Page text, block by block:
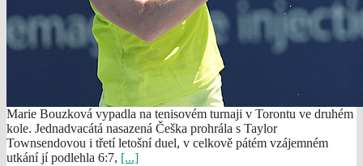
Marie Bouzková vypadla na tenisovém turnaji v Torontu ve druhém
kole. Jednadvacátá nasazená Češka prohrála s Taylor
Townsendovou i třetí letošní duel, v celkově pátém vzájemném
utkání jí podlehla 6:7, [...]